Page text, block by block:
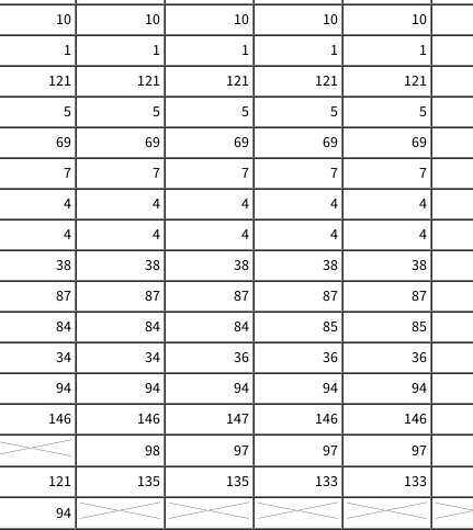
10 10 10 10
10
1 1 1 1
1
121 121 121 121
121
5 5 5 5
5
69 69 69 69
69
7 7 7 7
7
4 4 4 4
4
4 4 4 4
4
38 38 38 38
38
87 87 87 87
87
84 84 84 85
85
34 34 36 36
36
94 94 94 94
94
146 146 147 146
146
98 97 97
97
121 135 135 133
133
94